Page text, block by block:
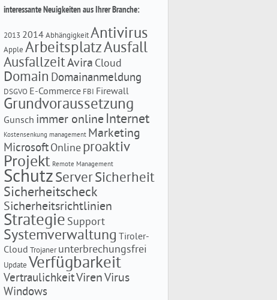
interessante Neuigkeiten aus Ihrer Branche:
2013 2014AbhängigkeitAntivirus
Apple ArbeitsplatzAusfall
AusfallzeitAvira Cloud
Domain Domainanmeldung
DSGVO E-Commerce FBI Firewall
Grundvoraussetzung
Gunsch immer onlineInternet
Kostensenkung management Marketing
MicrosoftOnlineproaktiv
Projekt Remote Management
SchutzServerSicherheit
Sicherheitscheck
Sicherheitsrichtlinien
Strategie Support
Systemverwaltung Tiroler-
Cloud Trojaner unterbrechungsfrei
Update Verfügbarkeit
VertraulichkeitVirenVirus
Windows